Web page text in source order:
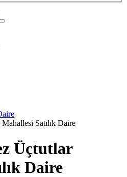
Satılık Daire
Üçtutlar
Daire